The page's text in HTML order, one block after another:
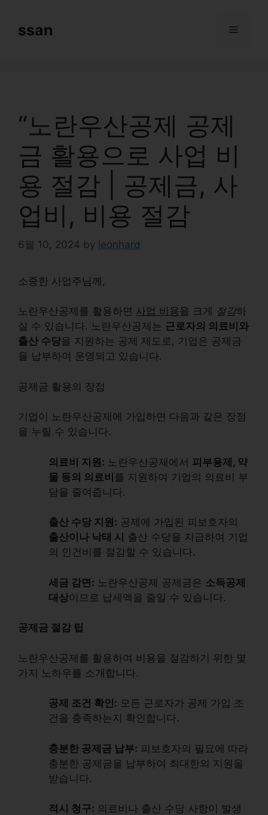
contentssan Menu
“노란우산공제 공제
금 활용으로 사업 비
용 절감 | 공제금, 사
업비, 비용 절감
6월 10, 2024 by leonhard
소중한 사업주님께,
노란우산공제를 활용하면 사업 비용을 크게 절감하
실 수 있습니다. 노란우산공제는 근로자의 의료비와
출산 수당을 지원하는 공제 제도로, 기업은 공제금
을 납부하여 운영되고 있습니다.
공제금 활용의 장점
기업이 노란우산공제에 가입하면 다음과 같은 장점
을 누릴 수 있습니다.
의료비 지원: 노란우산공제에서 피부용제, 약
물 등의 의료비 를 지원하여 기업의 의료비 부
담을 줄여줍니다.
출산 수당 지원: 공제에 가입된 피보호자의
출산이나 낙태 시
출산 수당을 지급하여 기업
의 인건비를 절감할 수 있습니다.
세금 감면: 노란우산공제 공제금은 소득공제
대상이므로 납세액을 줄일 수 있습니다.
공제금 절감 팁
노란우산공제를 활용하여 비용을 절감하기 위한 몇
가지 노하우를 소개합니다.
공제 조건 확인: 모든 근로자가 공제 가입 조
건을 충족하는지 확인합니다.
충분한 공제금 납부: 피보호자의 필요에 따라
충분한 공제금을 납부하여 최대한의 지원을
받습니다.
적시 청구: 의료비나 출산 수당 사항이 발생